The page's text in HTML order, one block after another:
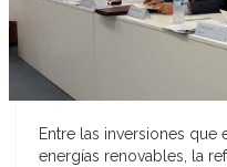
Entre las inversiones que
energías renovables, la